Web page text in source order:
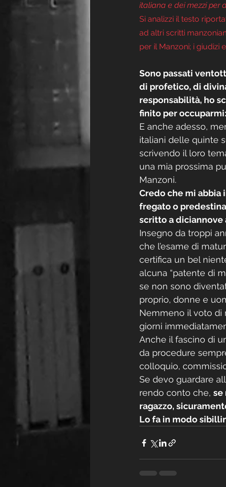
italiana e dei mezzi per
Si analizzi il testo
ad altri scritti
per il Manzoni; i giudizi
Sono passati
di profetico, di
responsabilità, ho
finito per
E anche adesso,
italiani delle quinte
scrivendo il loro
una mia prossima
Manzoni.
Credo che mi abbia
fregato o
scritto a diciannove
Insegno da troppi
che l’esame di
certifica un bel
alcuna “patente di
se non sono
proprio, donne e
Nemmeno il voto di
giorni
Anche il fascino di
da procedure
colloquio,
Se devo guardare
rendo conto che, se
ragazzo,
Lo fa in modo